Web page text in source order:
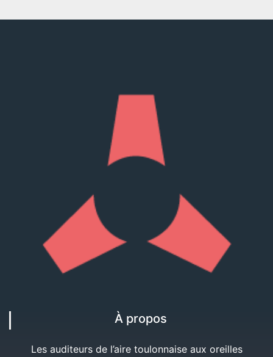
À propos
Les auditeurs de l’aire toulonnaise aux oreilles